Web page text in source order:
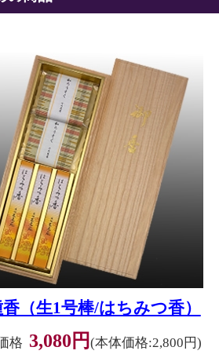
（生1号棒/はちみつ香）
格 3,080円 (本体価格:2,800円)